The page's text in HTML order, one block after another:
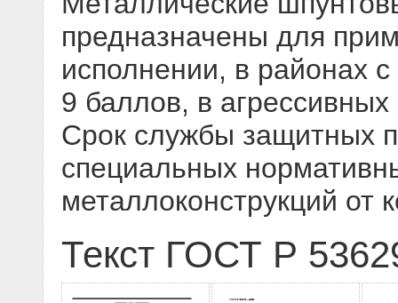
предназначены для
исполнении, в районах
9 баллов, в
Срок службы защитных
специальных
металлоконструкций от
Текст ГОСТ Р